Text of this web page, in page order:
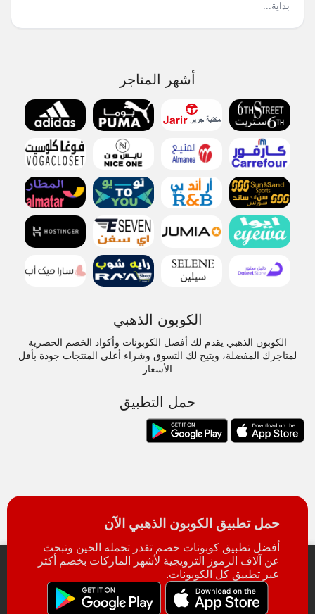
بداية...
أشهر المتاجر
الكوبون الذهبي
الكوبون الذهبي يقدم لك أفضل الكوبونات وأكواد الخصم الحصرية
لمتاجرك المفضلة، ويتيح لك التسوق وشراء أعلى المنتجات جودة بأقل
الأسعار
حمل التطبيق
حمل تطبيق الكوبون الذهبي الآن
أفضل تطبيق كوبونات خصم تقدر تحمله الحين وتبحث
عن آلاف الرموز الترويجية لأشهر الماركات بخصم أكثر
عبر تطبيق كل الكوبونات.